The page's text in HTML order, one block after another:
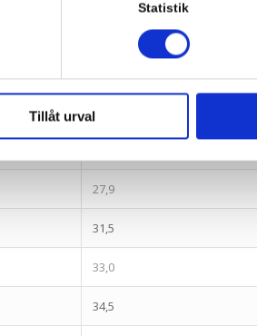
Statistik
Tillåt urval25,5
27,9
31,5
33,0
34,5